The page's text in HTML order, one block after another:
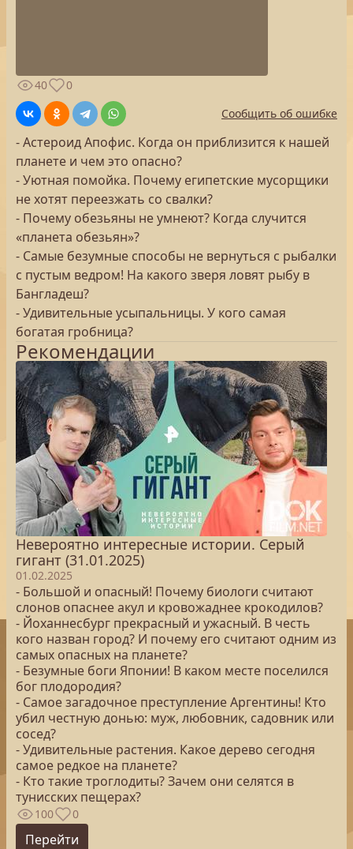
40
0
Сообщить об ошибке
- Астероид Апофис. Когда он приблизится к нашей
планете и чем это опасно?
- Уютная помойка. Почему египетские мусорщики
не хотят переезжать со свалки?
- Почему обезьяны не умнеют? Когда случится
«планета обезьян»?
- Самые безумные способы не вернуться с рыбалки
с пустым ведром! На какого зверя ловят рыбу в
Бангладеш?
- Удивительные усыпальницы. У кого самая
богатая гробница?
Рекомендации
Невероятно интересные истории. Серый
гигант (31.01.2025)
01.02.2025
- Большой и опасный! Почему биологи считают
слонов опаснее акул и кровожаднее крокодилов?
- Йоханнесбург прекрасный и ужасный. В честь
кого назван город? И почему его считают одним из
самых опасных на планете?
- Безумные боги Японии! В каком месте поселился
бог плодородия?
- Самое загадочное преступление Аргентины! Кто
убил честную донью: муж, любовник, садовник или
сосед?
- Удивительные растения. Какое дерево сегодня
самое редкое на планете?
- Кто такие троглодиты? Зачем они селятся в
тунисских пещерах?
100 0
Перейти